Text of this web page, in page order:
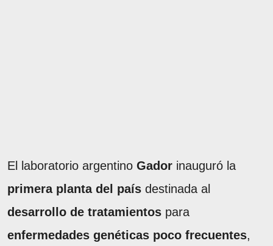
El laboratorio argentino Gador inauguró la
primera planta del país destinada al
desarrollo de tratamientos para
enfermedades genéticas poco frecuentes,